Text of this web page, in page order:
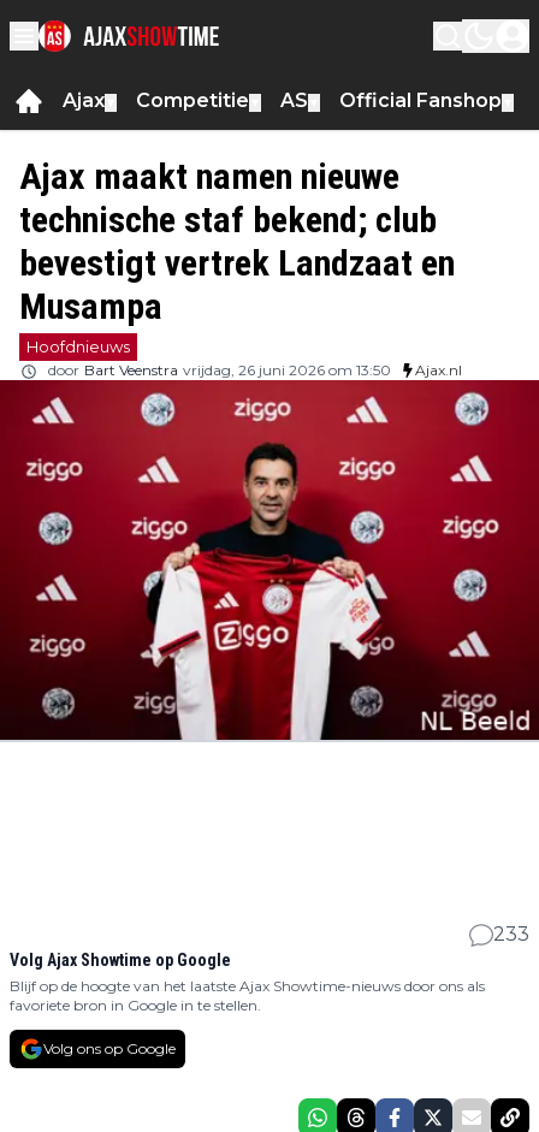
Ajax Competitie AS Official Fanshop
Ajax maakt namen nieuwe
technische staf bekend; club
bevestigt vertrek Landzaat en
Musampa
Hoofdnieuws
door Bart Veenstra vrijdag, 26 juni 2026 om 13:50 Ajax.nl
233
Volg Ajax Showtime op Google
Blijf op de hoogte van het laatste Ajax Showtime-nieuws door ons als
favoriete bron in Google in te stellen.
Volg ons op Google